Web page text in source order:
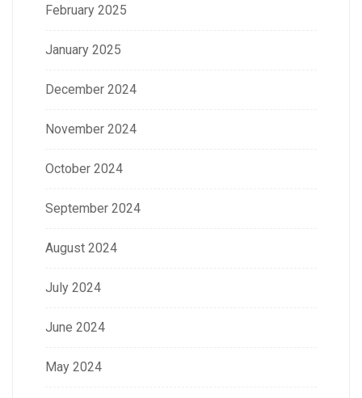
February 2025
January 2025
December 2024
November 2024
October 2024
September 2024
August 2024
July 2024
June 2024
May 2024